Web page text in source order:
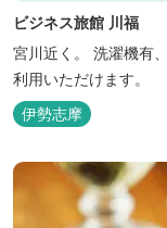
ビジネス旅館 川福
宮川近く。 洗濯機有
利用いただけます。
伊勢志摩